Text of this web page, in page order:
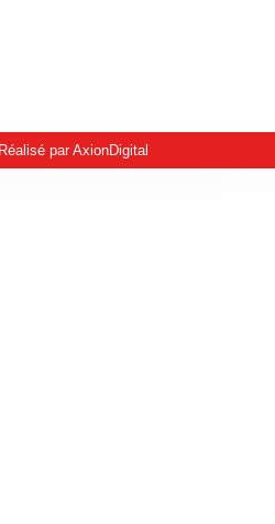
par AxionDigital